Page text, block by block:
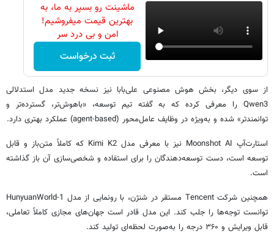
ماشینت رو بسپر به ما، به
بهترین قیمت میفروشیم!
امن و بی درد سر
ثبت درخواست
از سوی دیگر، بخش هوش مصنوعی علی‌بابا نیز نسخه جدید مدل استدلالی
Qwen3 را معرفی کرده که به گفته تیم توسعه، «باهوش‌تر، گسترده‌تر و
توانمندتر» شده و به‌ویژه در وظایف عامل‌محور (agent-based) عملکرد بهتری دارد.
استارت‌آپ Moonshot AI نیز با معرفی مدل Kimi K2 که کاملاً متن‌باز و قابل
توسعه است، دست توسعه‌دهندگان را برای استفاده و شخصی‌سازی آن باز گذاشته
است.
همچنین شرکت Tencent مستقر در شنژن، با رونمایی از مدل HunyuanWorld-1
توانست توجه‌ها را جلب کند. این مدل قادر است جهان‌های مجازی کاملاً تعاملی،
قابل ویرایش و ۳۶۰ درجه را به‌صورت لحظه‌ای تولید کند.